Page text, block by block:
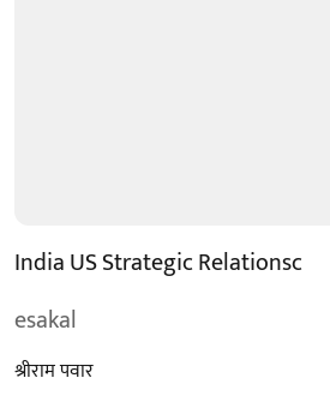
India US Strategic Relationsc
esakal
श्रीराम पवार